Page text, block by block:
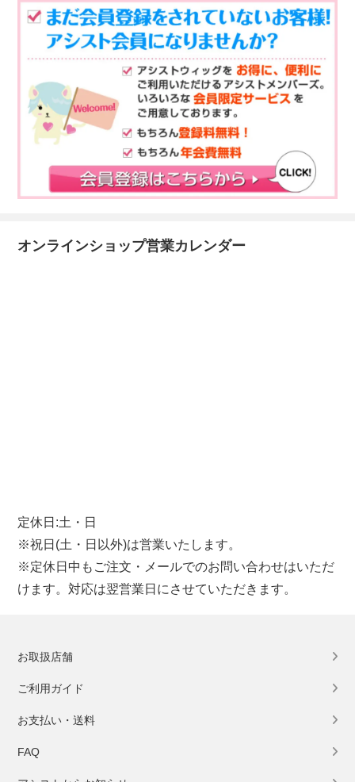
オンラインショップ営業カレンダー
定休日:土・日
※祝日(土・日以外)は営業いたします。
※定休日中もご注文・メールでのお問い合わせはいただ
けます。対応は翌営業日にさせていただきます。
お取扱店舗
ご利用ガイド
お支払い・送料
FAQ